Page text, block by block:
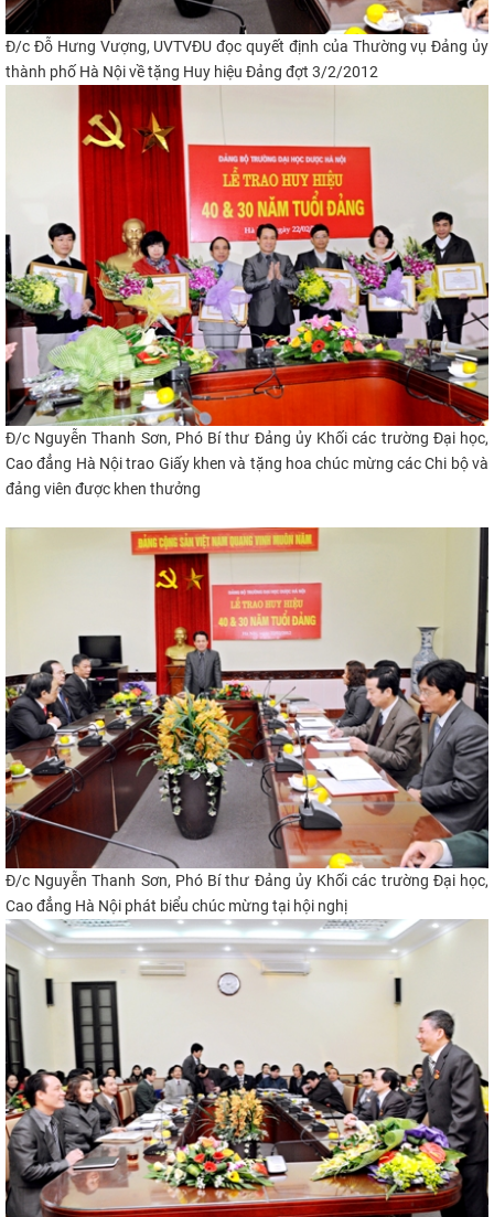
Đ/c Đỗ Hưng Vượng, UVTVĐU đọc quyết định của Thường vụ Đảng ủy
thành phố Hà Nội về tặng Huy hiệu Đảng đợt 3/2/2012
Đ/c Nguyễn Thanh Sơn, Phó Bí thư Đảng ủy Khối các trường Đại học,
Cao đẳng Hà Nộitrao Giấy khen và tặng hoa chúc mừng các Chi bộ và
đảng viên được khen thưởng
Đ/c Nguyễn Thanh Sơn, Phó Bí thư Đảng ủy Khối các trường Đại học,
Cao đẳng Hà Nội phát biểu chúc mừng tại hội nghị